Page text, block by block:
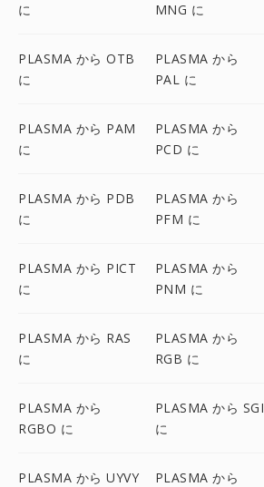
に
MNG に
PLASMA から OTB
に
PLASMA から
PAL に
PLASMA から PAM
に
PLASMA から
PCD に
PLASMA から PDB
に
PLASMA から
PFM に
PLASMA から PICT
に
PLASMA から
PNM に
PLASMA から RAS
に
PLASMA から
RGB に
PLASMA から
RGBO に
PLASMA から SGI
に
PLASMA から UYVY
PLASMA から